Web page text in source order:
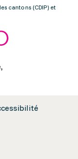
cantons (CDIP) et